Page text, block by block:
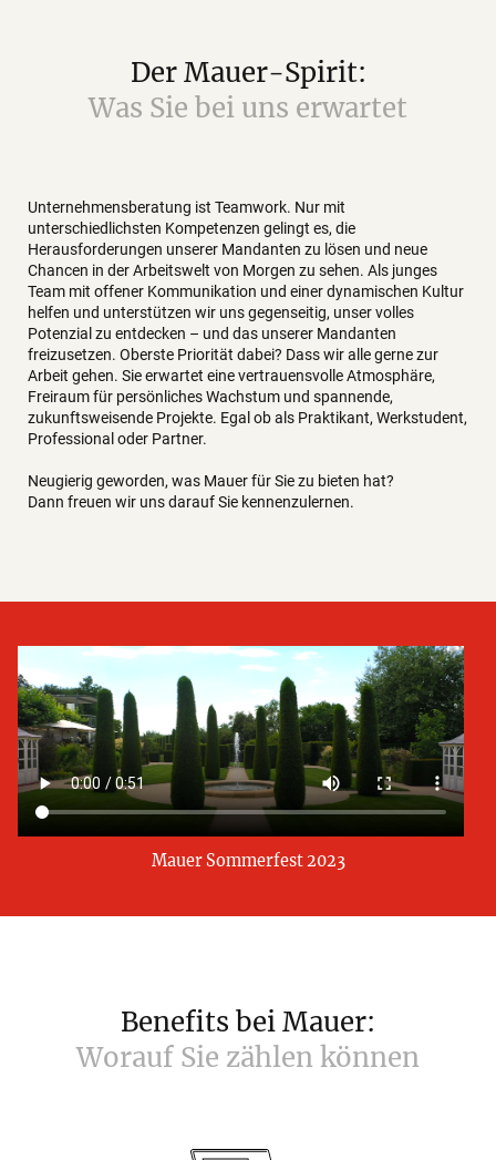
Der Mauer-Spirit:
Was Sie bei uns erwartet
Unternehmensberatung ist Teamwork. Nur mit
unterschiedlichsten Kompetenzen gelingt es, die
Herausforderungen unserer Mandanten zu lösen und neue
Chancen in der Arbeitswelt von Morgen zu sehen. Als junges
Team mit offener Kommunikation und einer dynamischen Kultur
helfen und unterstützen wir uns gegenseitig, unser volles
Potenzial zu entdecken – und das unserer Mandanten
freizusetzen. Oberste Priorität dabei? Dass wir alle gerne zur
Arbeit gehen. Sie erwartet eine vertrauensvolle Atmosphäre,
Freiraum für persönliches Wachstum und spannende,
zukunftsweisende Projekte. Egal ob als Praktikant, Werkstudent,
Professional oder Partner.
Neugierig geworden, was Mauer für Sie zu bieten hat?
Dann freuen wir uns darauf Sie kennenzulernen.
Mauer Sommerfest 2023
Benefits beiMauer:
Worauf Sie zählenkönnen